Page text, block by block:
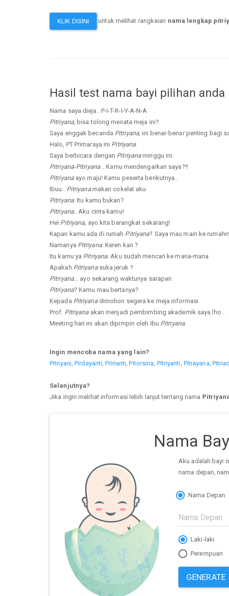
KLIK DISINI untuk melihat rangkaian nama lengkap
Hasil test nama bayi pilihan anda
Nama saya dieja.. P-I-T-R-I-Y-A-N-A
Pitriyana, bisa tolong menata meja ini?
Saya enggak becanda Pitriyana, ini benar-benar penting bagi
Halo, PT Primaraya ini Pitriyana.
Saya berbicara dengan Pitriyanaminggu ini.
Pitriyana-Pitriyana.. Kamu mendengarkan saya?!!
Pitriyanaayo maju! Kamu peserta berikutnya..
Ibuu.. Pitriyanamakan cokelat aku
Pitriyana. Itu kamu bukan?
Pitriyana.. Aku cinta kamu!
Hei Pitriyana, ayo kita berangkat sekarang!
Kapan kamu ada di rumah Pitriyana? Saya mau main ke
Namanya Pitriyana. Keren kan ?
Itu kamu ya Pitriyana. Aku sudah mencari ke mana-mana
Apakah Pitriyanasuka jeruk ?
Pitriyana... ayo sekarang waktunya sarapan
Pitriyana? Kamu mau bertanya?
Kepada Pitriyanadimohon segera ke meja informasi
Prof. Pitriyanaakan menjadi pembimbing akademik saya lho..
Meeting hari ini akan dipimpin oleh Ibu Pitriyana.
Ingin mencoba nama yang lain?
Pitriyani,Pirdayanti ,Pitrianti ,Pitorsina Pitriyanti Pitrayana
Selanjutnya?
Jika ingin melihat informasi lebih lanjut tentang nama
Nama
Aku adalah bayi
nama depan,
Nama Depan
Laki-laki
Perempuan
GENERATE